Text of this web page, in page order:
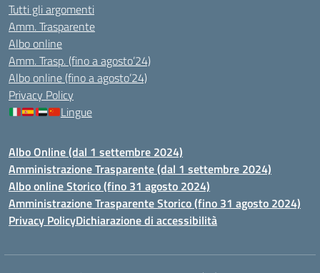
Tutti gli argomenti
Amm. Trasparente
Albo online
Amm. Trasp. (fino a agosto’24)
Albo online (fino a agosto’24)
Privacy Policy
Lingue
Albo Online (dal 1 settembre 2024)
Amministrazione Trasparente (dal 1 settembre 2024)
Albo online Storico (fino 31 agosto 2024)
Amministrazione Trasparente Storico (fino 31 agosto 2024)
Privacy PolicyDichiarazione di accessibilità